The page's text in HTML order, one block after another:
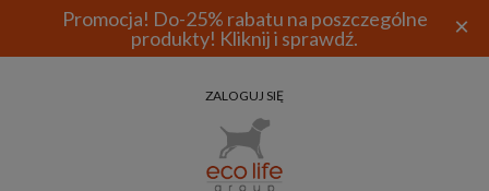
Promocja! Do-25% rabatu na poszczególne
produkty! Kliknij i sprawdź.
×
ZALOGUJ SIĘ